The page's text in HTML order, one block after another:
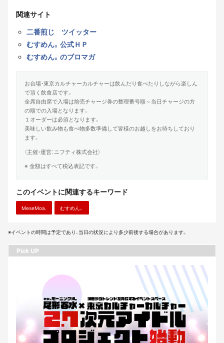
関連サイト
二番煎じ ツイッター
むすめん。公式ＨＰ
むすめん。のブロマガ
お台場・東京カルチャーカルチャーは飲んだり食べたりしながら楽しん
で頂く飲食店です。
全席自由席で入場は前売チャージ券の整理番号順～当日チャージの方
の順での入場となります。
１オーダーは必須となります。
美味しい飲み物も食べ物多数準備して皆様のお越しをお待ちしており
ます。
（主催・運営：ニフティ株式会社）
※ 金額はすべて税込表記です。
このイベントに関連するキーワード
MeseMoa. むすめん。
※イベントの時間は予定であり、当日の状況により多少前後する場合があります。
Pick UP